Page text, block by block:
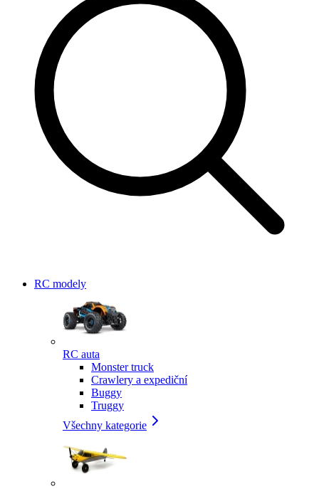
RC modely
RC auta
Monster truck
Crawlery a expediční
Buggy
Truggy
Všechny kategorie